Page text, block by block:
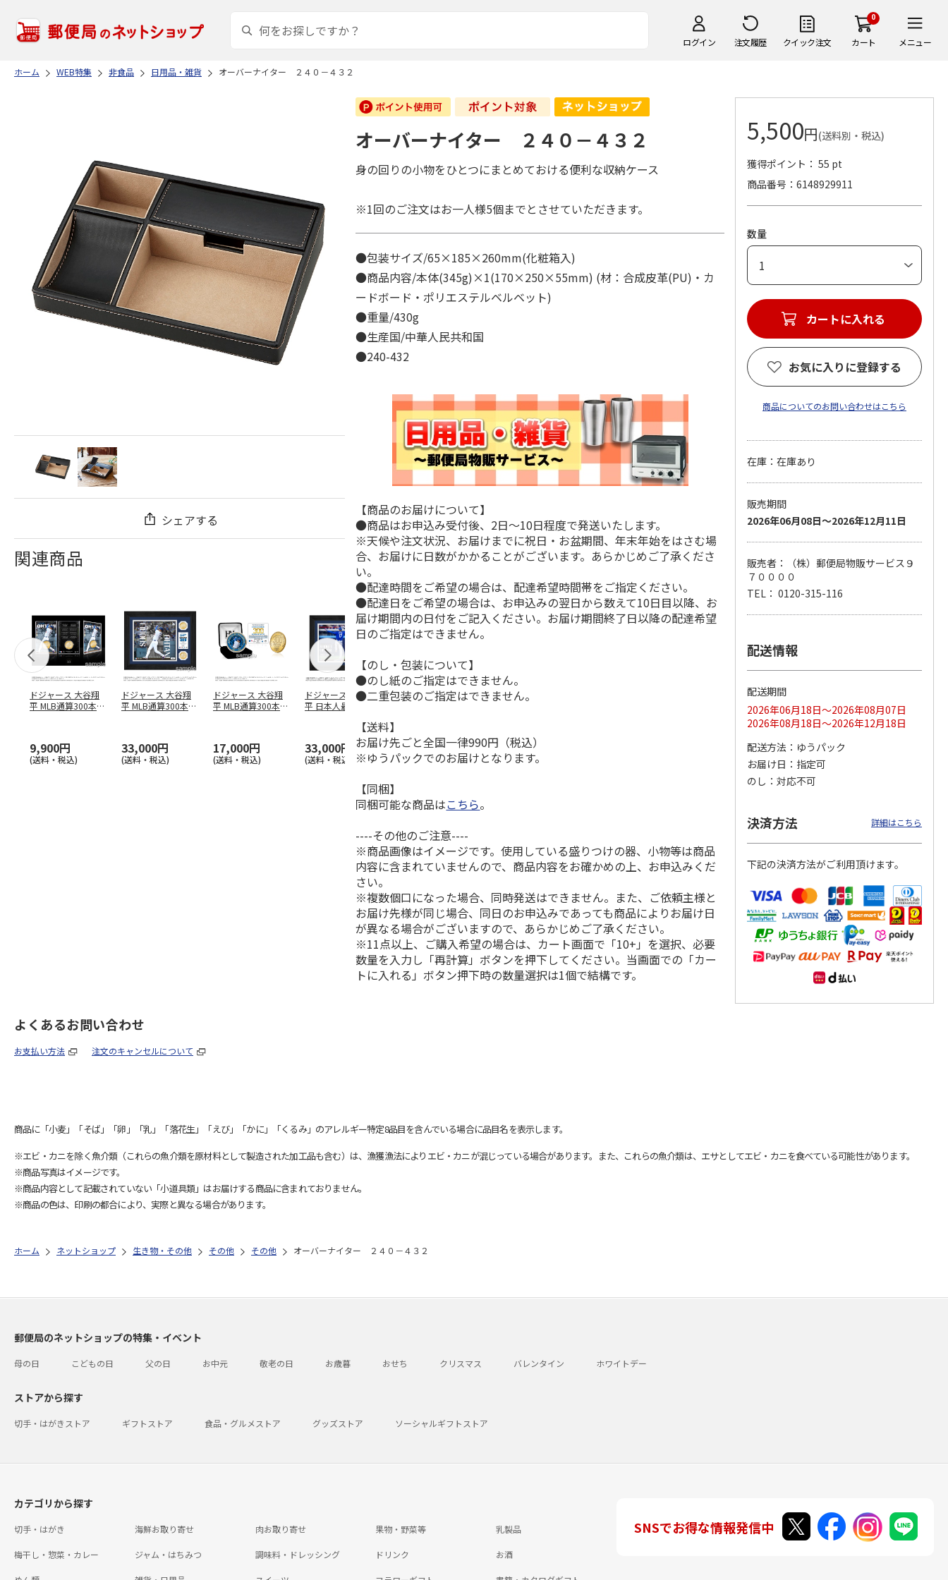
ログイン 注文履歴 クイック注文
0
カート メニュー
ホーム WEB特集 非食品 日用品・雑貨 オーバーナイター ２４０－４３２
シェアする
関連商品
ドジャース 大谷翔
平 MLB通算300本塁
9,900円
(送料・税込)
ドジャース 大谷翔
平 MLB通算300本塁
33,000円
(送料・税込)
ドジャース 大谷翔
平 MLB通算300本塁
17,000円
(送料・税込)
ドジャース 大谷翔
平 日本人最多53試
33,000円
(送料・税込)
MLB ドジャース 大
谷翔平 2026 NL 3・
33,000円
(送料・税込)
ドジャース 大谷翔
9,900円
(送料・税込)
ドジャース 大谷翔
平 日本人最多53試
合連続出塁記念 シ
ル…
17,000円
(送料・税込)
谷翔平 2026 NL 3・
4月投手…
オーバーナイター ２４０－４３２
身の回りの小物をひとつにまとめておける便利な収納ケース
※1回のご注文はお一人様5個までとさせていただきます。
●包装サイズ/65×185×260mm(化粧箱入)
●商品内容/本体(345g)×1(170×250×55mm) (材：合成皮革(PU)・カ
ードボード・ポリエステルベルベット)
●重量/430g
●生産国/中華人民共和国
●240-432
【商品のお届けについて】
●商品はお申込み受付後、2日～10日程度で発送いたします。
※天候や注文状況、お届けまでに祝日・お盆期間、年末年始をはさむ場
合、お届けに日数がかかることがございます。あらかじめご了承くださ
い。
●配達時間をご希望の場合は、配達希望時間帯をご指定ください。
●配達日をご希望の場合は、お申込みの翌日から数えて10日目以降、お
届け期間内の日付をご記入ください。お届け期間終了日以降の配達希望
日のご指定はできません。
【のし・包装について】
●のし紙のご指定はできません。
●二重包装のご指定はできません。
【送料】
お届け先ごと全国一律990円（税込）
※ゆうパックでのお届けとなります。
【同梱】
同梱可能な商品はこちら。
----その他のご注意----
※商品画像はイメージです。使用している盛りつけの器、小物等は商品
内容に含まれていませんので、商品内容をお確かめの上、お申込みくだ
さい。
※複数個口になった場合、同時発送はできません。また、ご依頼主様と
お届け先様が同じ場合、同日のお申込みであっても商品によりお届け日
が異なる場合がございますので、あらかじめご了承ください。
※11点以上、ご購入希望の場合は、カート画面で「10+」を選択、必要
数量を入力し「再計算」ボタンを押下してください。当画面での「カー
トに入れる」ボタン押下時の数量選択は1個で結構です。
5,500円(送料別・税込)
獲得ポイント： 55 pt
商品番号
6148929911
数量
カートに入れる
お気に入りに登録する
商品についてのお問い合わせはこちら
在庫：在庫あり
販売期間
2026年06月08日～2026年12月11日
販売者：（株）郵便局物販サービス９
７００００
TEL： 0120-315-116
配送情報
配送期間
2026年06月18日～2026年08月07日
2026年08月18日～2026年12月18日
配送方法
ゆうパック
お届け日
指定可
のし
対応不可
決済方法 詳細はこちら
下記の決済方法がご利用頂けます。
よくあるお問い合わせ
お支払い方法 注文のキャンセルについて
商品に「小麦」「そば」「卵」「乳」「落花生」「えび」「かに」「くるみ」のアレルギー特定8品目を含んでいる場合に品目名を表示します。
※エビ・カニを除く魚介類（これらの魚介類を原材料として製造された加工品も含む）は、漁獲漁法によりエビ・カニが混じっている場合があります。また、これらの魚介類は、エサとしてエビ・カニを食べている可能性があります。
※商品写真はイメージです。
※商品内容として記載されていない「小道具類」はお届けする商品に含まれておりません。
※商品の色は、印刷の都合により、実際と異なる場合があります。
ホーム ネットショップ 生き物・その他 その他 その他 オーバーナイター ２４０－４３２
郵便局のネットショップの特集・イベント
母の日 こどもの日 父の日 お中元 敬老の日 お歳暮 おせち クリスマス バレンタイン ホワイトデー
ストアから探す
切手・はがきストア ギフトストア 食品・グルメストア グッズストア ソーシャルギフトストア
カテゴリから探す
切手・はがき 海鮮お取り寄せ 肉お取り寄せ 果物・野菜等 乳製品
梅干し・惣菜・カレー ジャム・はちみつ 調味料・ドレッシング ドリンク お酒
SNSでお得な情報発信中